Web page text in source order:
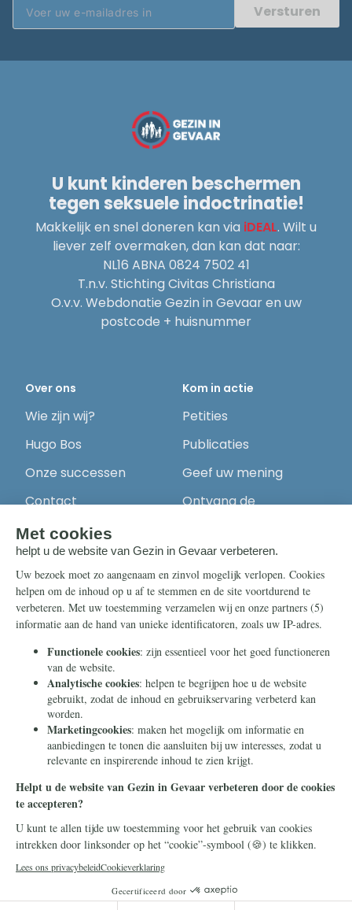
Versturen
U kunt kinderen beschermen
tegen seksuele indoctrinatie!
Makkelijk en snel doneren kan via iDEAL. Wilt u
liever zelf overmaken, dan kan dat naar:
NL16 ABNA 0824 7502 41
T.n.v. Stichting Civitas Christiana
O.v.v. Webdonatie Gezin in Gevaar en uw
postcode + huisnummer
Over ons
Wie zijn wij?
Hugo Bos
Onze successen
Contact
Kom in actie
Petities
Publicaties
Geef uw mening
Ontvang de
Steun ons
Nieuwsbrief
Eenmalig
Maandelijks
Periodiek
Nalaten
Zelf overschrijven
Info
Contact
Ontvang onze
Telegram-berichten
© 2026 Stichting Civitas Christiana
Cookieverklaring
Privacy